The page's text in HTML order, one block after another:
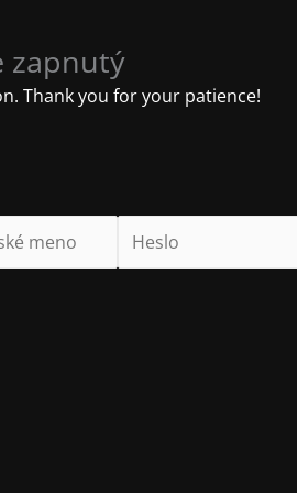
zapnutý
Thank you for your patience!